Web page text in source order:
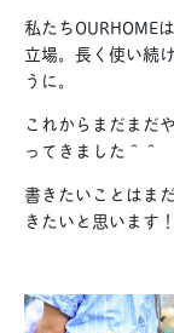
私たちOURHOME
立場。長く使い続
うに。
これからまだまだ
ってきました＾＾
書きたいことはま
きたいと思います！